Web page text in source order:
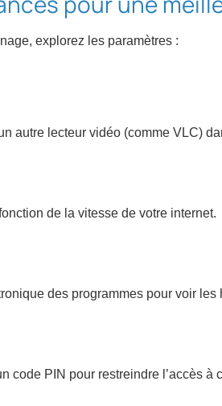
explorez les paramètres :
autre lecteur vidéo (comme VLC)
de la vitesse de votre internet.
des programmes pour voir les
code PIN pour restreindre l’accès à